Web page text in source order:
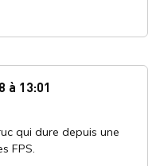
à 13:01
qui dure depuis une
FPS.